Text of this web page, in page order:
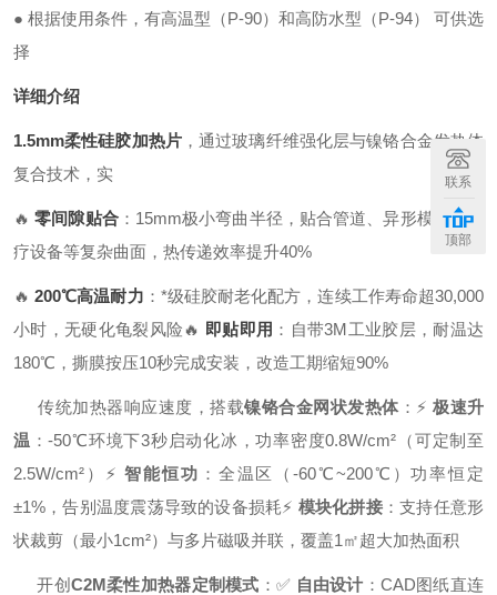
● 根据使用条件，有高温型（P-90）和高防水型（P-94） 可供选
择
详细介绍
1.5mm柔性硅胶加热片，通过玻璃纤维强化层与镍铬合金发热体
复合技术，实
🔥零间隙贴合：15mm极小弯曲半径，贴合管道、异形模具、医
疗设备等复杂曲面，热传递效率提升40%
🔥200℃高温耐力 ：*级硅胶耐老化配方，连续工作寿命超30,000
小时，无硬化龟裂风险🔥 即贴即用 ：自带3M工业胶层，耐温达
180℃，撕膜按压10秒完成安装，改造工期缩短90%
传统加热器响应速度，搭载镍铬合金网状发热体： ⚡极速升
温 ：-50℃环境下3秒启动化冰，功率密度0.8W/cm²（可定制至
2.5W/cm²）
⚡智能恒功 ：全温区（-60℃~200℃）功率恒定
±1%，告别温度震荡导致的设备损耗⚡ 模块化拼接：支持任意形
状裁剪（最小1cm²）与多片磁吸并联，覆盖1㎡超大加热面积
开创 C2M柔性加热器定制模式 ： ✅ 自由设计 ：CAD图纸直连
联系
顶部